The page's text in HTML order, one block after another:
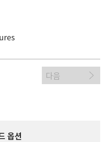
다음
옵션